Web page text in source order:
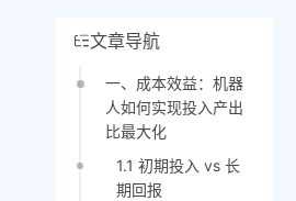
文章导航
一、成本效益：机器
人如何实现投入产出
比最大化
1.1 初期投入 vs 长
期回报